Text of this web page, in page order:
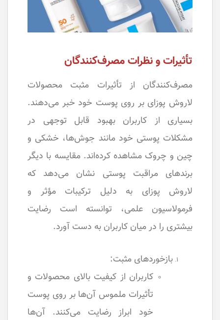
تأثیرات و نظرات مصرف‌کنندگان
مصرف‌کنندگان از تأثیرات مثبت محصولات
لاروش پوزای بر روی پوست خود خبر می‌دهند.
بسیاری از کاربران بهبود قابل توجهی در
مشکلات پوستی خود مانند جوش‌ها، خشکی و
چین و چروک مشاهده کرده‌اند. مقایسه با دیگر
برندهای مراقبت پوستی نشان می‌دهد که
لاروش پوزای به دلیل ترکیبات مؤثر و
فرمولاسیون علمی، توانسته است رضایت
بیشتری را در میان کاربران به دست آورد.
بازخوردهای مثبت:
کاربران از کیفیت بالای محصولات و
تأثیرات ملموس آن‌ها بر روی پوست
خود ابراز رضایت می‌کنند. آن‌ها